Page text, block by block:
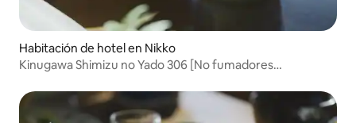
Habitación de hotel en Nikko
Kinugawa Shimizu no Yado 306 [No fumadores
incluidas)]